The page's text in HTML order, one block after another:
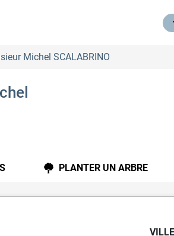
Michel SCALABRINO
PLANTER UN ARBRE